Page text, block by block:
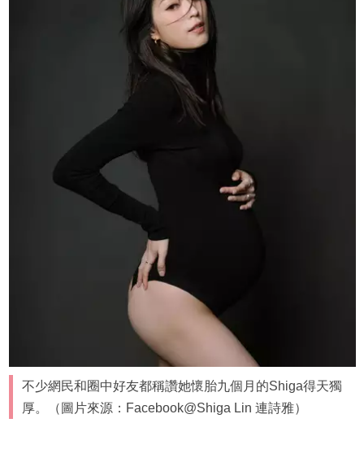
不少網民和圈中好友都稱讚她懷胎九個月的Shiga得天獨
厚。（圖片來源：Facebook@Shiga Lin 連詩雅）